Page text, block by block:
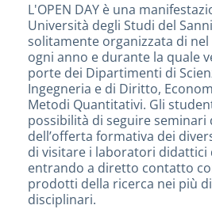
L'OPEN DAY è una
Università degli Studi del
solitamente organizzata di
ogni anno e durante la quale
porte dei Dipartimenti di
Ingegneria e di Diritto,
Metodi Quantitativi. Gli
possibilità di seguire seminari
dell’offerta formativa dei
di visitare i laboratori didattici
entrando a diretto contatto
prodotti della ricerca nei più
disciplinari.